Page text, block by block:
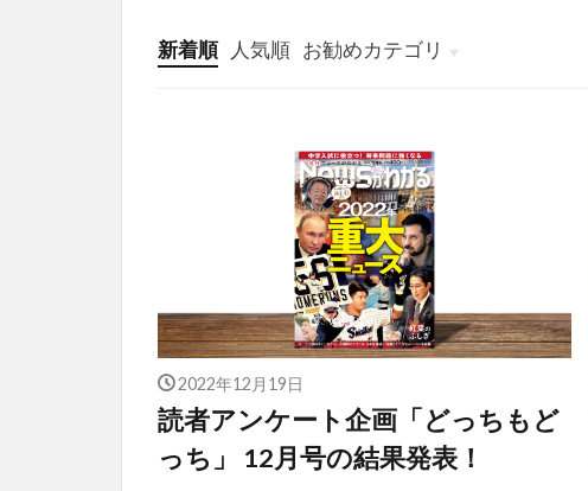
新着順 人気順 お勧めカテゴリ
投稿
学び
マンガ
電子書籍
2022年12月19日
読者アンケート企画「どっちもど
っち」 12月号の結果発表！